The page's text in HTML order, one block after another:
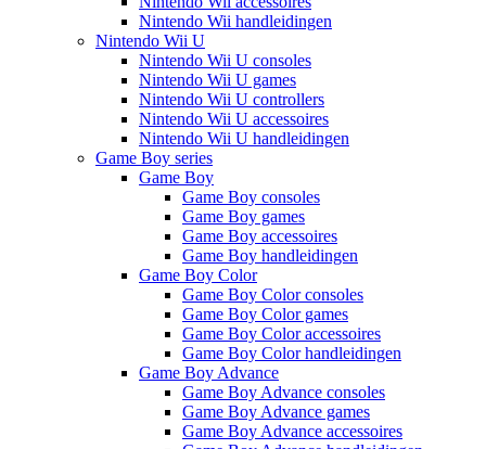
Nintendo Wii handleidingen
Nintendo Wii U
Nintendo Wii U consoles
Nintendo Wii U games
Nintendo Wii U controllers
Nintendo Wii U accessoires
Nintendo Wii U handleidingen
Game Boy series
Game Boy
Game Boy consoles
Game Boy games
Game Boy accessoires
Game Boy handleidingen
Game Boy Color
Game Boy Color consoles
Game Boy Color games
Game Boy Color accessoires
Game Boy Color handleidingen
Game Boy Advance
Game Boy Advance consoles
Game Boy Advance games
Game Boy Advance accessoires